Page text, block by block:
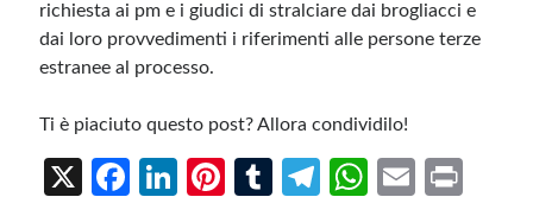
richiesta ai pm e i giudici di stralciare dai brogliacci e
dai loro provvedimenti i riferimenti alle persone terze
estranee al processo.
Ti è piaciuto questo post? Allora condividilo!
X
Fa
Li
Pi
T
Te
W
E